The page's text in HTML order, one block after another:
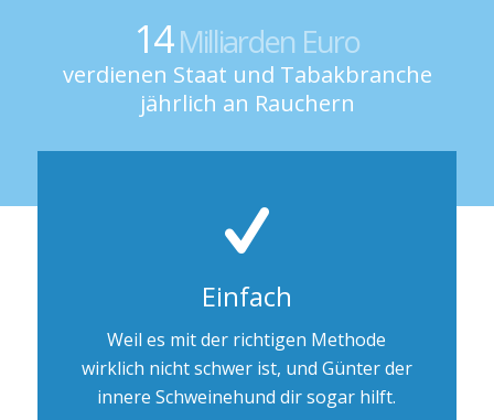
14Milliarden Euro
verdienen Staat und Tabakbranche
jährlich an Rauchern
Einfach
Weil es mit der richtigen Methode
wirklich nicht schwer ist, und Günter der
innere Schweinehund dir sogar hilft.